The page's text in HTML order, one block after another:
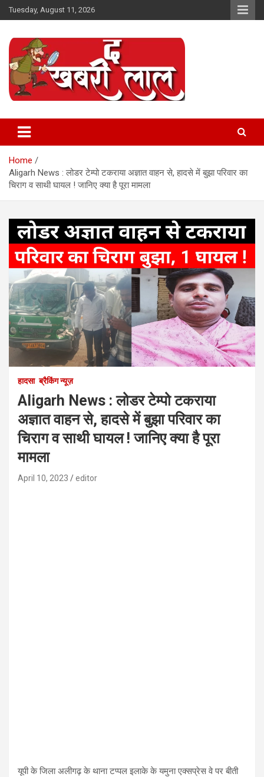
Skip
to
Tuesday, August 11, 2026
The Khabri Laal
Online News Portal
Home
Aligarh News : लोडर टेम्पो टकराया अज्ञात वाहन से, हादसे में बुझा परिवार का
चिराग व साथी घायल ! जानिए क्या है पूरा मामला
हादसा ब्रैकिंग न्यूज़
Aligarh News : लोडर टेम्पो टकराया
अज्ञात वाहन से, हादसे में बुझा परिवार का
चिराग व साथी घायल ! जानिए क्या है पूरा
मामला
April 10, 2023 editor
यूपी के जिला अलीगढ़ के थाना टप्पल इलाके के यमुना एक्सप्रेस वे पर बीती